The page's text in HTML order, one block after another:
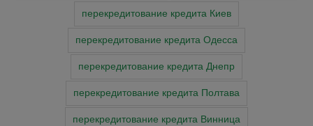
перекредитование кредита Киев
перекредитование кредита Одесса
перекредитование кредита Днепр
перекредитование кредита Полтава
перекредитование кредита Винница